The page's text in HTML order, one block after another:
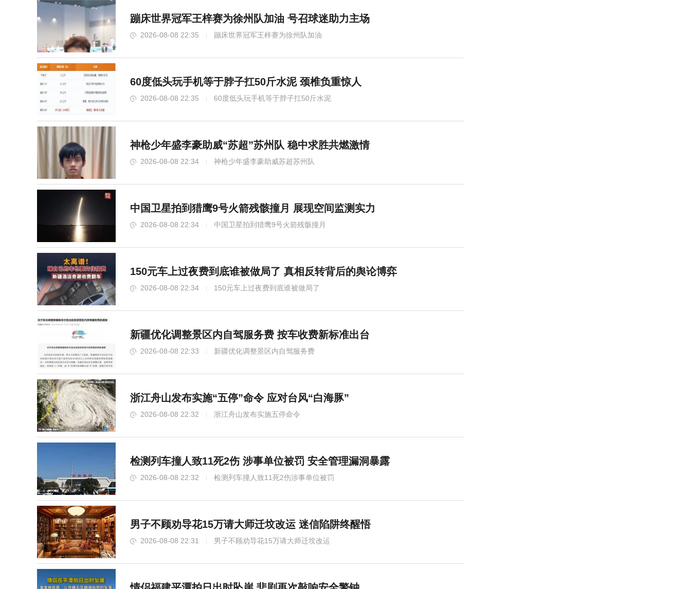
蹦床世界冠军王梓赛为徐州队加油 号召球迷助力主场
2026-08-08 22:35 蹦床世界冠军王梓赛为徐州队加油
60度低头玩手机等于脖子扛50斤水泥 颈椎负重惊人
2026-08-08 22:35 60度低头玩手机等于脖子扛50斤水泥
神枪少年盛李豪助威“苏超”苏州队 稳中求胜共燃激情
2026-08-08 22:34 神枪少年盛李豪助威苏超苏州队
中国卫星拍到猎鹰9号火箭残骸撞月 展现空间监测实力
2026-08-08 22:34 中国卫星拍到猎鹰9号火箭残骸撞月
150元车上过夜费到底谁被做局了 真相反转背后的舆论博弈
2026-08-08 22:34 150元车上过夜费到底谁被做局了
新疆优化调整景区内自驾服务费 按车收费新标准出台
2026-08-08 22:33 新疆优化调整景区内自驾服务费
浙江舟山发布实施“五停”命令 应对台风“白海豚”
2026-08-08 22:32 浙江舟山发布实施五停命令
检测列车撞人致11死2伤 涉事单位被罚 安全管理漏洞暴露
2026-08-08 22:32 检测列车撞人致11死2伤涉事单位被罚
男子不顾劝导花15万请大师迁坟改运 迷信陷阱终醒悟
2026-08-08 22:31 男子不顾劝导花15万请大师迁坟改运